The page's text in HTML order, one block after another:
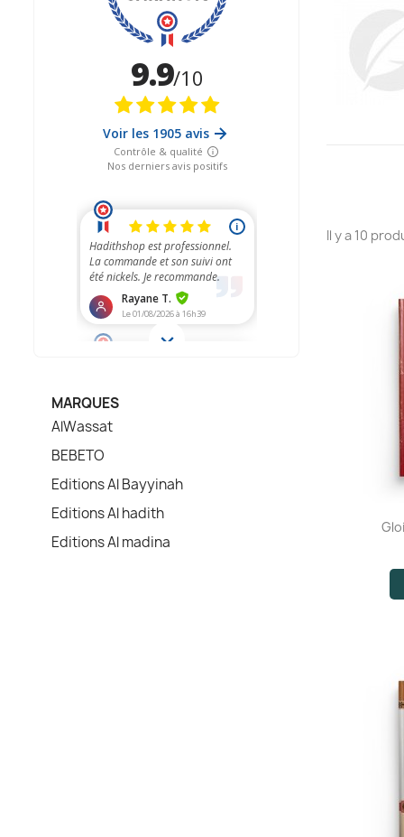
MARQUES
AlWassat
BEBETO
Editions Al Bayyinah
Editions Al hadith
Editions Al madina
Il y a 10